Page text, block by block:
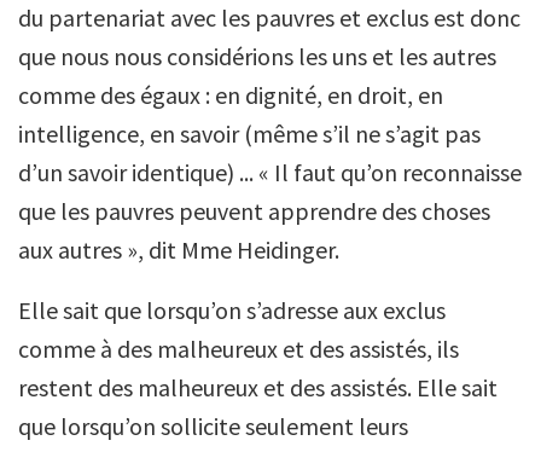
du partenariat avec les pauvres et exclus est donc
que nous nous considérions les uns et les autres
comme des égaux : en dignité, en droit, en
intelligence, en savoir (même s’il ne s’agit pas
d’un savoir identique) ... « Il faut qu’on reconnaisse
que les pauvres peuvent apprendre des choses
aux autres », dit Mme Heidinger.
Elle sait que lorsqu’on s’adresse aux exclus
comme à des malheureux et des assistés, ils
restent des malheureux et des assistés. Elle sait
que lorsqu’on sollicite seulement leurs